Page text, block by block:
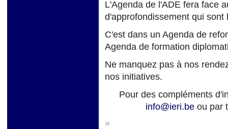
L'Agenda de l'ADE fera face
d'approfondissement qui
C'est dans un Agenda de
Agenda de formation
Ne manquez pas à nos
nos initiatives.
Pour des compléments
info@ieri.beou par
»